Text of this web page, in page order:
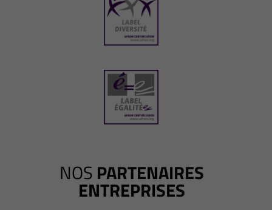
NOS PARTENAIRES
ENTREPRISES